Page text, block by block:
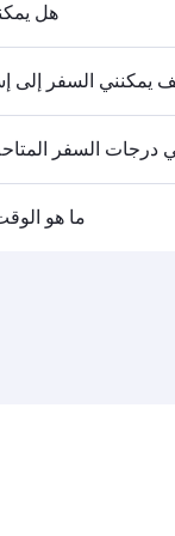
هل
يمكنني السفر إلى
الخطوط الجوية القطرية. كما تصل رحلاتنا إلى
درجات السفر
تشغيلها،
ما هو